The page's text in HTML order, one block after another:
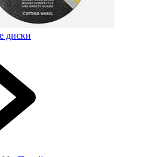
диски